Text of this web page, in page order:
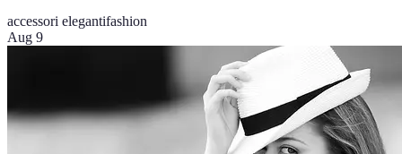
accessori elegantifashion
Aug 9